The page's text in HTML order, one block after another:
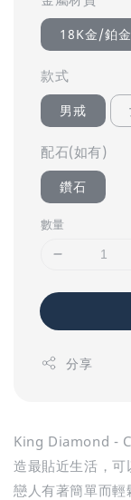
18K金/鉑
款式
男戒
配石(如有)
鑽石
數量
分享
King Diamond -
造最貼近生活，
戀人有著簡單而輕